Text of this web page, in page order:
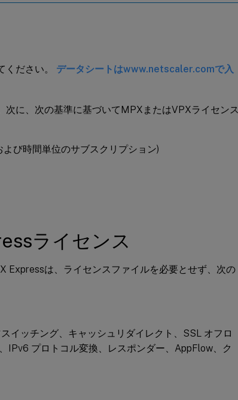
ください。 データシートはwww.netscaler.comで入
に、次の基準に基づいてMPXまたはVPXライセンス
び時間単位のサブスクリプション)
ライセンス
Expressは、ライセンスファイルを必要とせず、次の
イッチング、キャッシュリダイレクト、SSL オフロ
IPv6 プロトコル変換、レスポンダー、AppFlow、ク